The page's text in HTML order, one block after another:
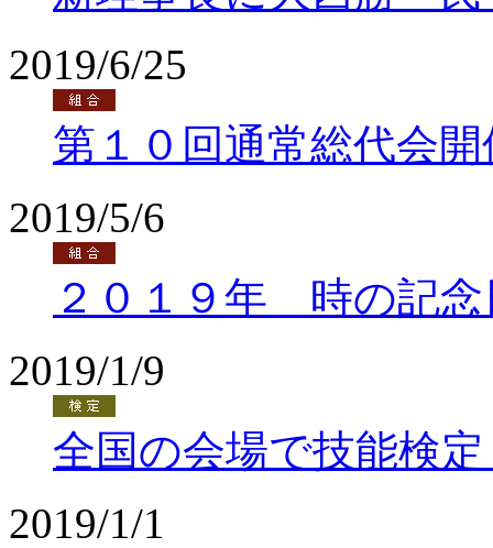
2019/6/25
第１０回通常総代会開
2019/5/6
２０１９年 時の記
2019/1/9
全国の会場で技能検
2019/1/1